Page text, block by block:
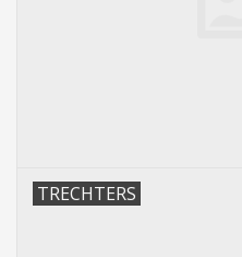
TRECHTERS